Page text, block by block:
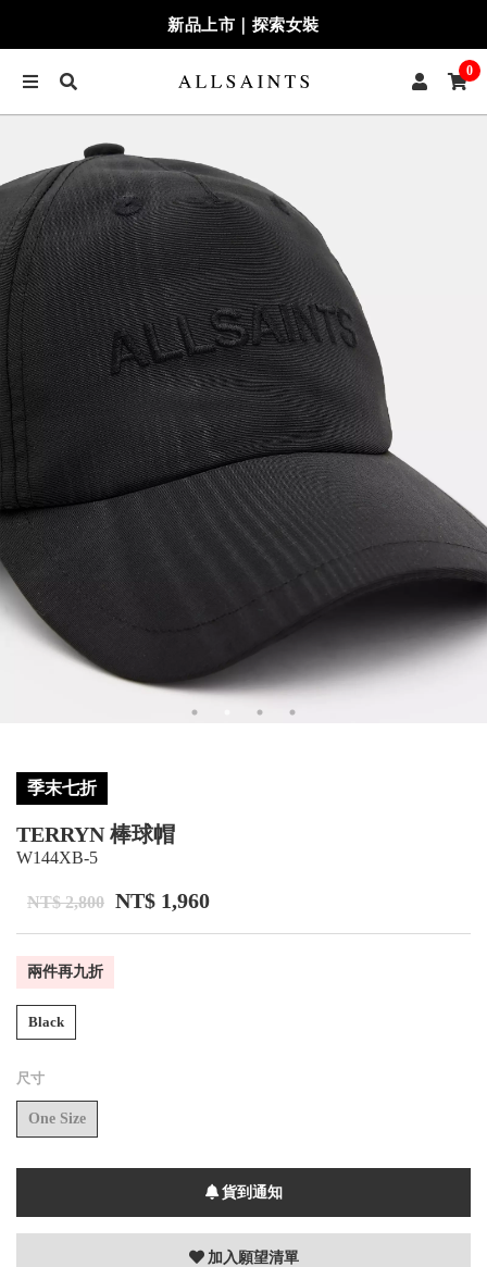
新品上市｜探索女裝
0
季末七折
TERRYN 棒球帽
W144XB-5
NT$ 2,800 NT$ 1,960
兩件再九折
Black
尺寸
One Size
貨到通知
加入願望清單